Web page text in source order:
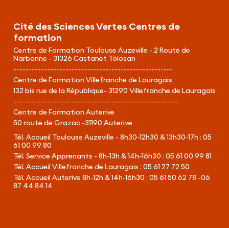
Cité des Sciences Vertes Centres de
formation
Centre de Formation Toulouse Auzeville - 2 Route de
Narbonne - 31326 Castanet Tolosan
----------------------------------------------------
Centre de Formation Villefranche de Lauragais
132 bis rue de la République- 31290 Villefranche de Lauragais
------------------------------------------------------
Centre de Formation Auterive
50 route de Grazac -31190 Auterive
Tél. Accueil Toulouse Auzeville - 8h30-12h30 & 13h30-17h : 05
61 00 99 80
Tél. Service Apprenants - 8h-13h & 14h-16h30 : 05 61 00 99 81
Tél. Accueil Villefranche de Lauragais : 05 61 27 72 50
Tél. Accueil Auterive 8h-12h & 14h-16h30 : 05 61 50 62 78 -06
87 44 84 14